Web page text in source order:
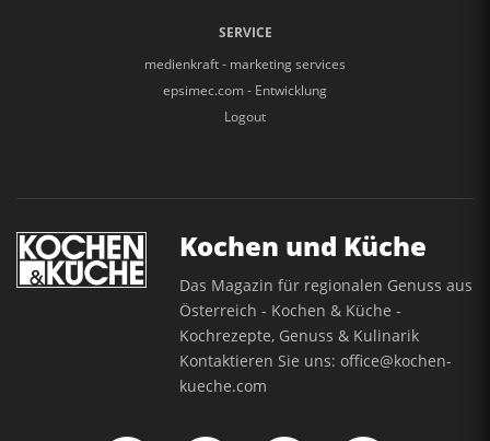
SERVICE
medienkraft - marketing services
epsimec.com - Entwicklung
Logout
Kochen und Küche
Das Magazin für regionalen Genuss aus
Österreich - Kochen & Küche -
Kochrezepte, Genuss & Kulinarik
Kontaktieren Sie uns:office@kochen-
kueche.com